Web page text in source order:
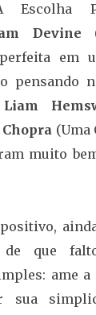
Escolha
Devine
perfeita em
pensando
Liam
(Uma
muito
de que
ame a
sua